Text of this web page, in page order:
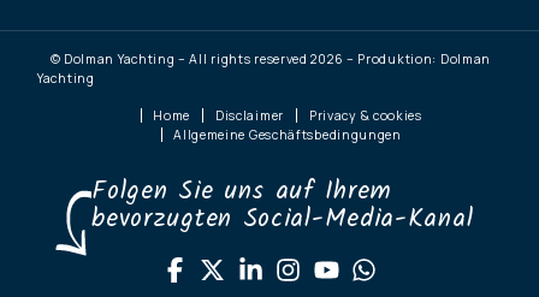
© Dolman Yachting – All rights reserved 2026 – Produktion: Dolman
Yachting
Home Disclaimer
Privacy & cookies
Allgemeine Geschäftsbedingungen
Folgen Sie uns auf Ihrem
bevorzugten Social-Media-Kanal